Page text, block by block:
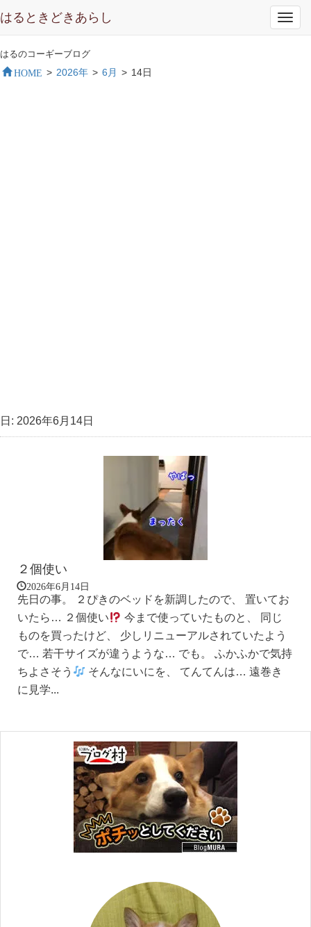
はるときどきあらし
はるのコーギーブログ
HOME > 2026年 > 6月 > 14日
日: 2026年6月14日
２個使い
2026年6月14日
先日の事。 ２ぴきのベッドを新調したので、 置いてお
いたら… ２個使い
今まで使っていたものと、 同じ
ものを買ったけど、 少しリニューアルされていたよう
で… 若干サイズが違うような… でも。 ふかふかで気持
ちよさそう
そんなにいにを、 てんてんは… 遠巻き
に見学...